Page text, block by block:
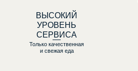
ВЫСОКИЙ
УРОВЕНЬ
СЕРВИСА
Только качественная
и свежая еда